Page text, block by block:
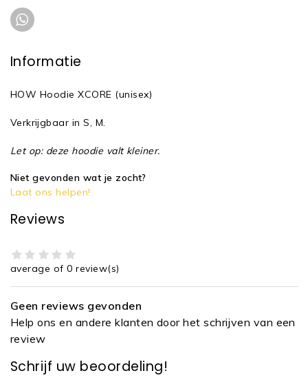
Informatie
HOW Hoodie XCORE (unisex)
Verkrijgbaar in S, M.
Let op: deze hoodie valt kleiner.
Niet gevonden wat je zocht?
Laat ons helpen!
Reviews
average of 0 review(s)
Geen reviews gevonden
Help ons en andere klanten door het schrijven van een
review
Schrijf uw beoordeling!